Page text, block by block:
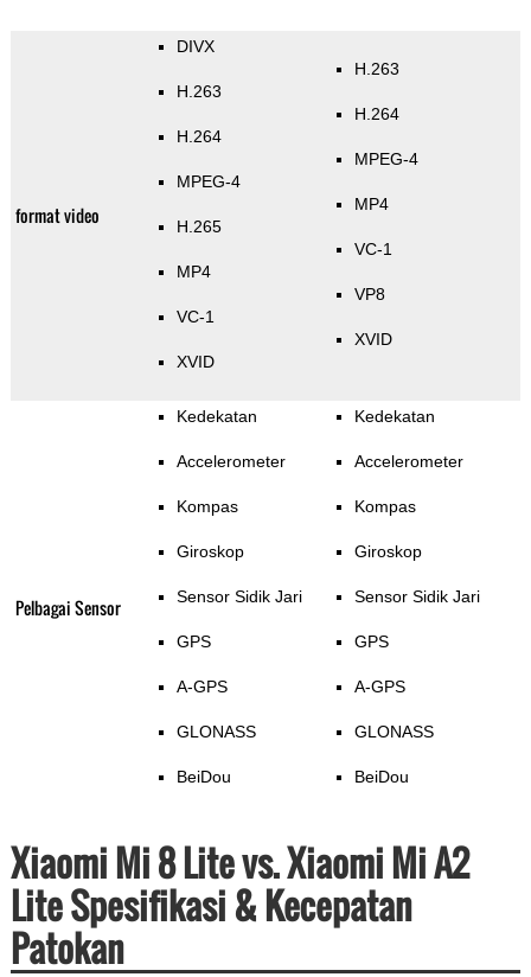
format video
DIVX
H.263
H.264
MPEG-4
H.265
MP4
VC-1
XVID
H.263
H.264
MPEG-4
MP4
VC-1
VP8
XVID
Pelbagai Sensor
Kedekatan
Accelerometer
Kompas
Giroskop
Sensor Sidik Jari
GPS
A-GPS
GLONASS
BeiDou
Kedekatan
Accelerometer
Kompas
Giroskop
Sensor Sidik Jari
GPS
A-GPS
GLONASS
BeiDou
Xiaomi Mi 8 Lite vs. Xiaomi Mi A2
Lite Spesifikasi & Kecepatan
Patokan